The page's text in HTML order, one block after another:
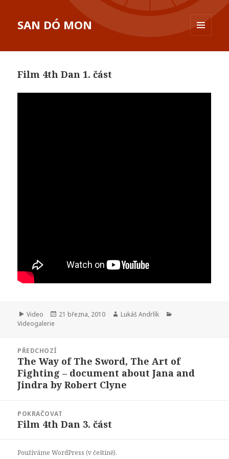
SAN DÓ MON
Film 4th Dan 1. část
Formát:
Video Publikováno:
21 března, 2010 Autor:
Lukáš Andrlík
Videogalerie
příspěvek
PŘEDCHOZÍ
Předchozí
příspěvek:
The Way of The Sword, The Art of
Fighting – document about Jana and
Jindra by Robert Clyne
POKRAČOVAT
Následující
Film 4th Dan 3. část
Používáme WordPress (v češtině).